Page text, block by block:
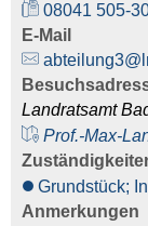
08041 505-
E-Mail
Landratsamt
Prof.-Max-
Grundstück;
Anmerkungen